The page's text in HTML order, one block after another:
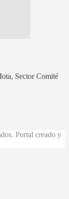
Sector Comité
Portal creado y